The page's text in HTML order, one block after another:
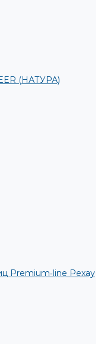
(НАТУРА)
Premium‑line Рехау